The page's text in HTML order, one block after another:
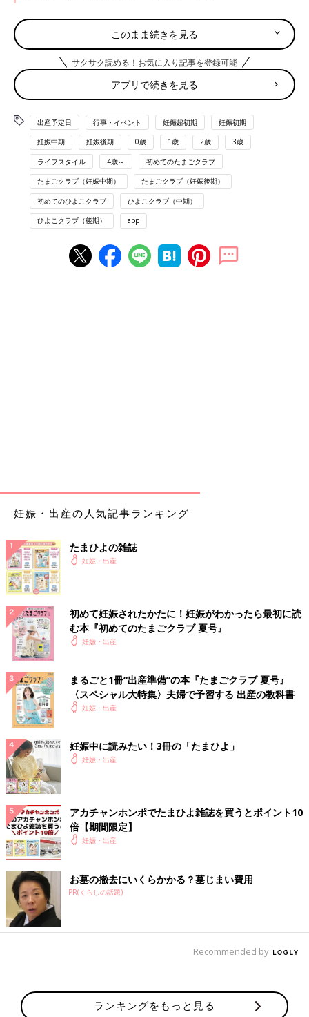
この表の見方：誕生年の上にあるのがあなたの九星です。
ただし誕生日が立春前（1月1日～節分※）の方は、生まれ年の前
の年の九星となります。
※節分は2月3日ごろ、年によって変わります。
例えば2024年（令和6年）2月4日生まれの場合は「三碧木星」、
2024年2月3日生まれの場合は「四緑木星」となります。
※クリックで拡大
九星気学とは、古代中国を起源とする占いで、生まれた年月日の
九星と、自然哲学からなる五行、方位を元に占うものです。生ま
れ年によって、自分の九星が何かが決まってきますので、上記の
図表から、自分の九星が何かを調べましょう。
の生まれ年のある列のいちばん上に書かれているのが、あなたの
（1960年）生まれ、昭和31年（1956年）生まれ、昭和27年
（1952年）生まれ、昭和26年（1951年）生まれ、昭和23年
上記以外の誕生年では2月3日が節分となるので、1月1日～2月3
日生まれの方は九星を前の年で見てください。
例：2024年は2月3日が節分。そのため、2024年2月3日の人は四
緑木星、2024年2月4日生まれの人は三碧木星、となります。
九星気学で占う2025年の運勢（２）九星別2025年
の運勢
九星気学から見た2025年のあなたの運勢は？ ●写真はイメージです
winyuu/gettyimages
それでは、九星別に2025年の運勢を見ていきましょう。
【一白水星】物事がスムーズに進んでいく大吉運
充実の年に入ります。物事が整い、認められ、希望がかなう、と
て大丈夫。運気を味方に、実りある1年になるよう挑戦していき
ましょう。
このまま続きを見る
サクサク読める！お気に入り記事を登録可能
アプリで続きを見る
出産予定日 行事・イベント 妊娠超初期 妊娠初期
妊娠中期 妊娠後期 0歳 1歳 2歳 3歳
ライフスタイル 4歳～ 初めてのたまごクラブ
たまごクラブ（妊娠中期） たまごクラブ（妊娠後期）
初めてのひよこクラブ ひよこクラブ（中期）
ひよこクラブ（後期） app
妊娠・出産の人気記事ランキング
たまひよの雑誌
妊娠・出産
初めて妊娠されたかたに！妊娠がわかったら最初に読
む本『初めてのたまごクラブ 夏号』
妊娠・出産
まるごと1冊“出産準備”の本『たまごクラブ 夏号』
〈スペシャル大特集〉夫婦で予習する 出産の教科書
妊娠・出産
妊娠中に読みたい！3冊の「たまひよ」
妊娠・出産
アカチャンホンポでたまひよ雑誌を買うとポイント10
倍【期間限定】
妊娠・出産
お墓の撤去にいくらかかる？墓じまい費用
PR(くらしの話題)
Recommended by
ランキングをもっと見る